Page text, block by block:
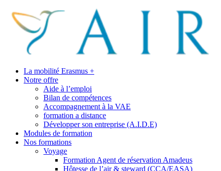
La mobilité Erasmus +
Notre offre
Aide à l’emploi
Bilan de compétences
Accompagnement à la VAE
formation a distance
Développer son entreprise (A.I.D.E)
Modules de formation
Nos formations
Voyage
Formation Agent de réservation Amadeus
Hôtesse de l’air & steward (CCA/EASA)